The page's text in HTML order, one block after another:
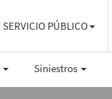
SERVICIO PÚBLICO
Siniestros